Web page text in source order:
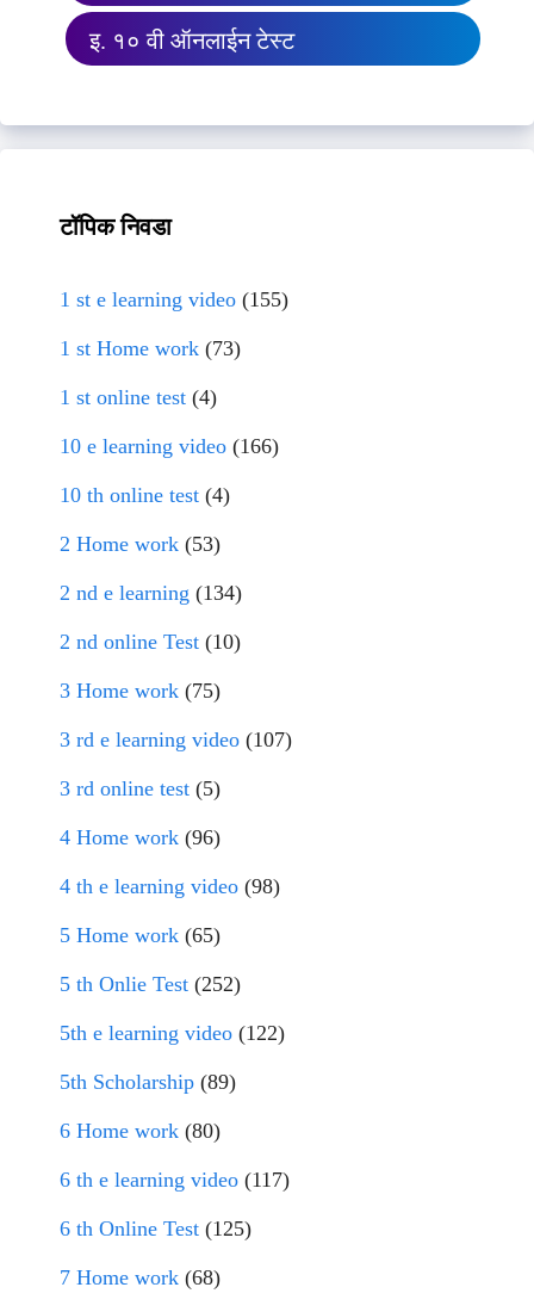
इ. १० वी ऑनलाईन टेस्ट
टॉपिक निवडा
1 st e learning video (155)
1 st Home work (73)
1 st online test (4)
10 e learning video (166)
10 th online test (4)
2 Home work (53)
2 nd e learning (134)
2 nd online Test (10)
3 Home work (75)
3 rd e learning video (107)
3 rd online test (5)
4 Home work (96)
4 th e learning video (98)
5 Home work (65)
5 th Onlie Test (252)
5th e learning video (122)
5th Scholarship (89)
6 Home work (80)
6 th e learning video (117)
6 th Online Test (125)
7 Home work (68)